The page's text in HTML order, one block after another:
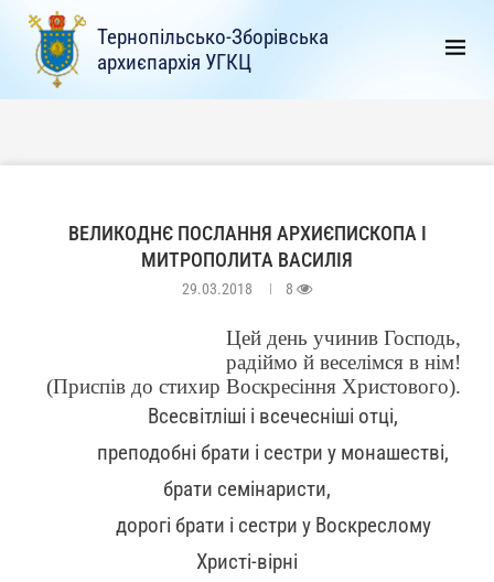
Тернопільсько-Зборівська
архиєпархія УГКЦ
ВЕЛИКОДНЄ ПОСЛАННЯ АРХИЄПИСКОПА І
МИТРОПОЛИТА ВАСИЛІЯ
29.03.2018 8
Цей день учинив Господь,
радіймо й веселімся в нім!
(Приспів до стихир Воскресіння Христового).
Всесвітліші і всечесніші отці,
преподобні брати і сестри у монашестві,
брати семінаристи,
дорогі брати і сестри у Воскреслому
Христі-вірні